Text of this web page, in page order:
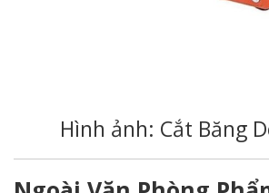
Hình ảnh: Cắt Băng